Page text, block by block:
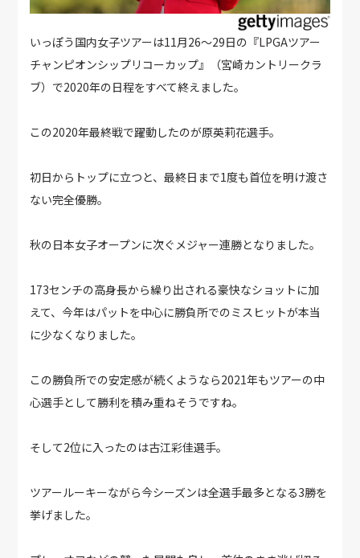
いっぽう国内女子ツアーは11月26～29日の『LPGAツアー
チャンピオンシップリコーカップ』（宮崎カントリークラ
ブ）で2020年の日程をすべて終えました。
この2020年最終戦で躍動したのが原英莉花選手。
初日からトップに立つと、最終日まで1度も首位を明け渡さ
ない完全優勝。
秋の日本女子オープンに次ぐメジャー連勝となりました。
173センチの高身長から繰り出される豪快なショットに加
えて、今年はパットを中心に勝負所でのミスヒットが本当
に少なくなりました。
この勝負所での安定感が続くようなら2021年もツアーの中
心選手として勝利を積み重ねそうですね。
そして2位に入ったのは古江彩佳選手。
ツアールーキーながら今シーズンは全選手最多となる3勝を
挙げました。